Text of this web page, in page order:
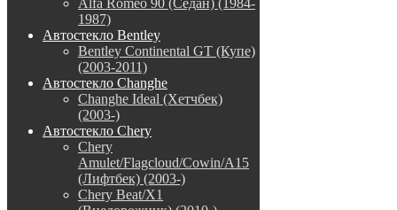
1987)
Автостекло Bentley
Bentley Continental GT (Купе)
(2003-2011)
Автостекло Changhe
Changhe Ideal (Хетчбек)
(2003-)
Автостекло Chery
Chery
Amulet/Flagcloud/Cowin/A15
(Лифтбек) (2003-)
Chery Beat/X1